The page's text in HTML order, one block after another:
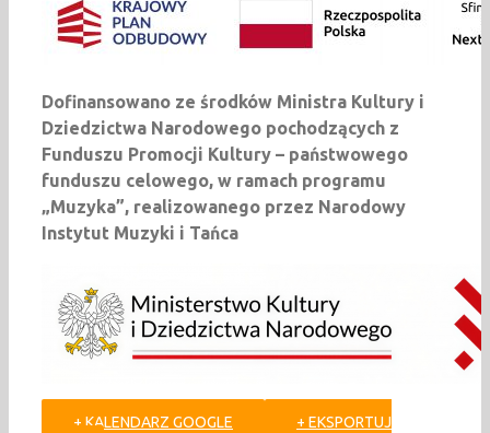
Dofinansowano ze środków Ministra Kultury i
Dziedzictwa Narodowego pochodzących z
Funduszu Promocji Kultury – państwowego
funduszu celowego, w ramach programu
„Muzyka”, realizowanego przez Narodowy
Instytut Muzyki i Tańca
+ KALENDARZ GOOGLE
+ EKSPORTUJ